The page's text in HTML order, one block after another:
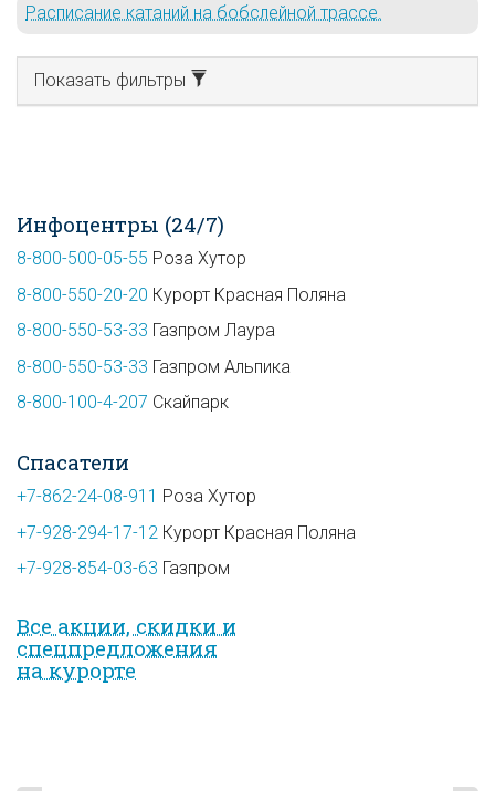
Расписание катаний на бобслейной трассе.
Показать фильтры
Инфоцентры (24/7)
8-800-500-05-55 Роза Хутор
8-800-550-20-20 Курорт Красная Поляна
8-800-550-53-33 Газпром Лаура
8-800-550-53-33 Газпром Альпика
8-800-100-4-207 Скайпарк
Спасатели
+7-862-24-08-911 Роза Хутор
+7-928-294-17-12 Курорт Красная Поляна
+7-928-854-03-63 Газпром
Все акции, скидки и
спец­предложе­ния
на курорте